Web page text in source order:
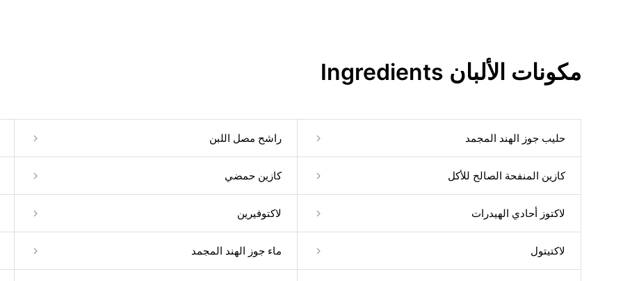
مكونات الألبان Ingredients
حليب جوز الهند المجمد راشح مصل اللبن
كازين المنفحة الصالح للأكل كازين حمضي
لاكتوز أحادي الهيدرات لاكتوفيرين
لاكتيتول ماء جوز الهند المجمد